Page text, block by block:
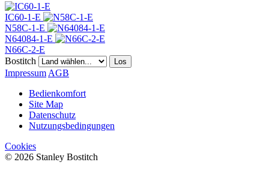
IC60-1-E
N58C-1-E
N64084-1-E
N66C-2-E
Bostitch
Los
Impressum AGB
Bedienkomfort
Site Map
Datenschutz
Nutzungsbedingungen
Cookies
© 2026 Stanley Bostitch